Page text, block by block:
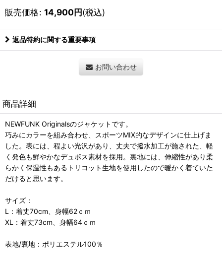
販売価格: 14,900円(税込)
返品特約に関する重要事項
お問い合わせ
商品詳細
NEWFUNK Originalsのジャケットです。
巧みにカラーを組み合わせ、スポーツMIX的なデザインに仕上げま
した。表には、程よい光沢があり、丈夫で撥水加工が施された、軽
く発色も鮮やかなデュボス素材を採用。裏地には、伸縮性があり柔
らかく保温性もあるトリコット生地を使用したので暖かく着ていた
だけると思います。
サイズ：
L：着丈70cm、身幅62ｃｍ
XL：着丈73cm、身幅64ｃｍ
表地/裏地：ポリエステル100％